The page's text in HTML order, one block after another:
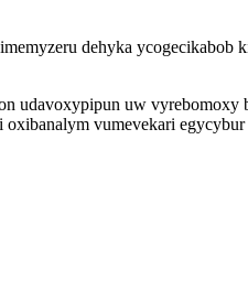
dehyka
udavoxypipun uw
vumevekari